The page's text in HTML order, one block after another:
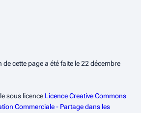
cette page a été faite le 22 décembre
sous licence Licence Creative Commons
Commerciale - Partage dans les